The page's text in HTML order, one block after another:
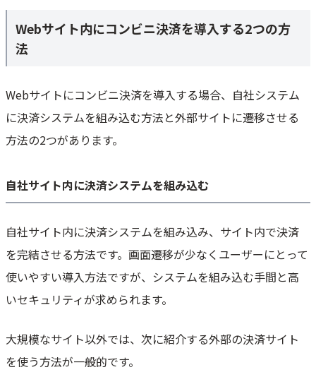
Webサイト内にコンビニ決済を導入する2つの方
法
Webサイトにコンビニ決済を導入する場合、自社システム
に決済システムを組み込む方法と外部サイトに遷移させる
方法の2つがあります。
自社サイト内に決済システムを組み込む
自社サイト内に決済システムを組み込み、サイト内で決済
を完結させる方法です。画面遷移が少なくユーザーにとって
使いやすい導入方法ですが、システムを組み込む手間と高
いセキュリティが求められます。
大規模なサイト以外では、次に紹介する外部の決済サイト
を使う方法が一般的です。